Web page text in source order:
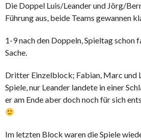
Die Doppel Luis/Leander und Jörg/
Führung aus, beide Teams gewannen
1-9 nach den Doppeln, Spieltag schon
Sache.
Dritter Einzelblock; Fabian, Marc und
Spiele, nur Leander landete in einer
er am Ende aber doch noch für sich
Im letzten Block waren die Spiele